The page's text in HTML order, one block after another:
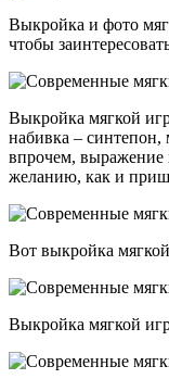
Выкройка и фото
чтобы
Выкройка мягкой
набивка – синтепон,
впрочем, выражение
желанию, как и
Вот выкройка
Выкройка мягкой